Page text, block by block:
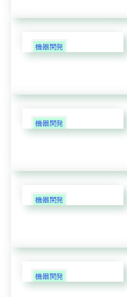
機器開発
機器開発
機器開発
機器開発